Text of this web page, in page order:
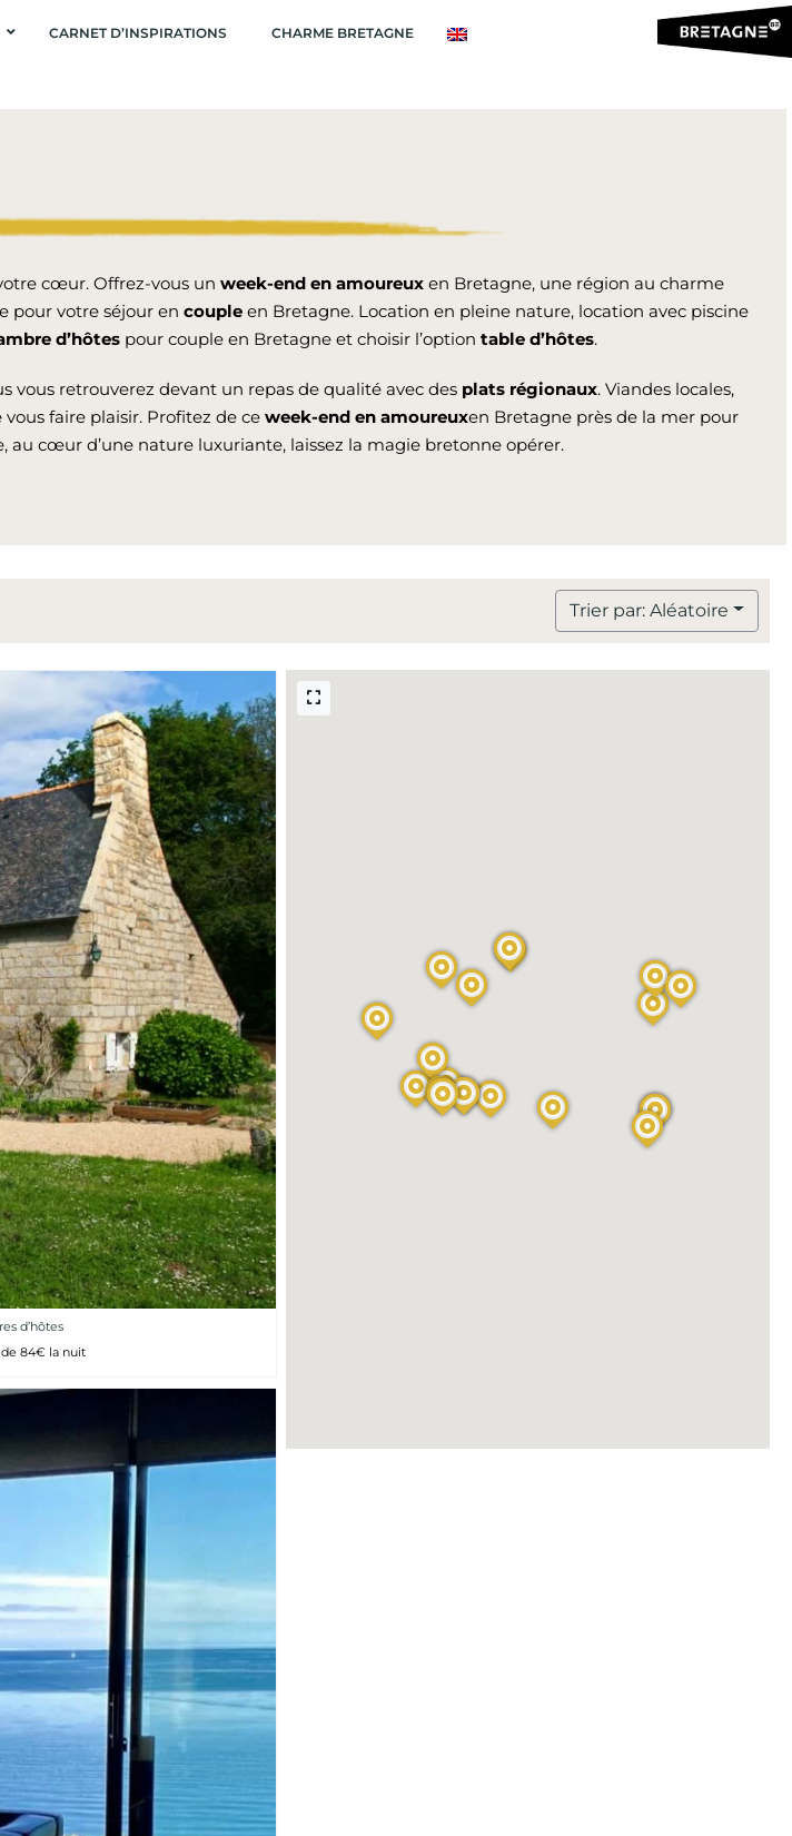
CARNET D’INSPIRATIONS CHARME BRETAGNE
cœur. Offrez-vous un week-end en amoureux en Bretagne, une région au charme
pour votre séjour en couple en Bretagne. Location en pleine nature, location avec piscine
d’hôtes pour couple en Bretagne et choisir l’option table d’hôtes.
vous retrouverez devant un repas de qualité avec des plats régionaux. Viandes locales,
faire plaisir. Profitez de ce week-end en amoureuxen Bretagne près de la mer pour
cœur d’une nature luxuriante, laissez la magie bretonne opérer.
Trier par: Aléatoire
d’hôtes
de 84€ la nuit